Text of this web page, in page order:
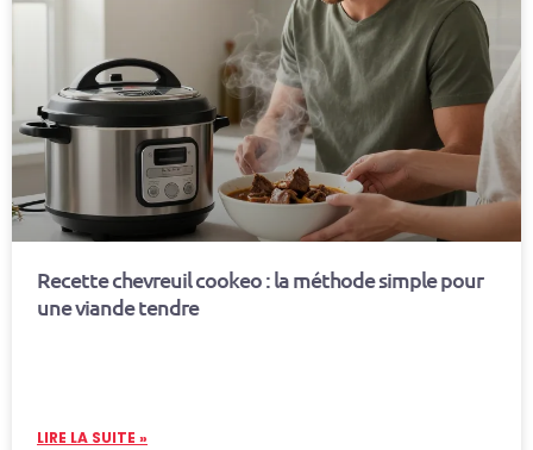
Recette chevreuil cookeo : la méthode simple pour
une viande tendre
LIRE LA SUITE »